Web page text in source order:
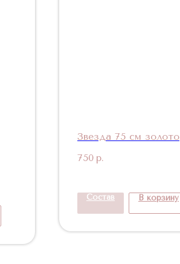
Звезда 75 см золото
750 р.
Состав В корзину